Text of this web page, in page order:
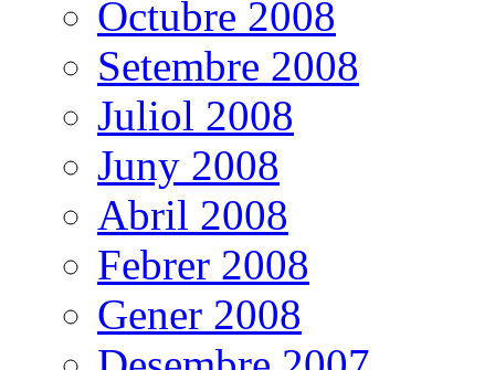
Octubre 2008
Setembre 2008
Juliol 2008
Juny 2008
Abril 2008
Febrer 2008
Gener 2008